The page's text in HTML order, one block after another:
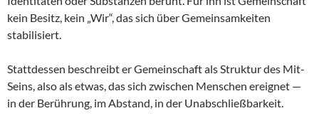
kein Besitz, kein „Wir“, das sich über Gemeinsamkeiten
stabilisiert.
Stattdessen beschreibt er Gemeinschaft als Struktur des Mit-
Seins, also als etwas, das sich zwischen Menschen ereignet —
in der Berührung, im Abstand, in der Unabschließbarkeit.